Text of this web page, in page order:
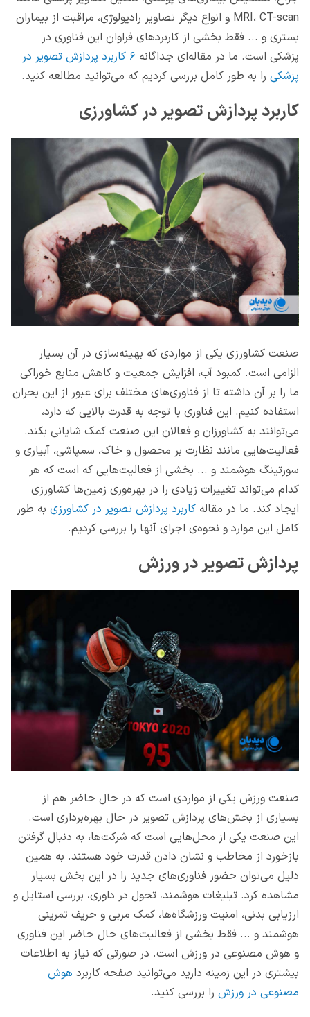
MRI، CT-scan و انواع دیگر تصاویر رادیولوژی، مراقبت از بیماران
بستری و ... فقط بخشی از کاربردهای فراوان این فناوری در
پزشکی است. ما در مقاله‌ای جداگانه
۶ کاربرد پردازش تصویر در
پزشکی را به طور کامل بررسی کردیم که می‌توانید مطالعه کنید.
کاربرد پردازش تصویر در کشاورزی
صنعت کشاورزی یکی از مواردی که بهینه‌سازی در آن بسیار
الزامی است. کمبود آب، افزایش جمعیت و کاهش منابع خوراکی
ما را بر آن داشته تا از فناوری‌های مختلف برای عبور از این بحران
استفاده کنیم. این فناوری با توجه به قدرت بالایی که دارد،
می‌توانند به کشاورزان و فعالان این صنعت کمک شایانی بکند.
فعالیت‌هایی مانند نظارت بر محصول و خاک، سمپاشی، آبیاری و
سورتینگ هوشمند و ... بخشی از فعالیت‌هایی که است که هر
کدام می‌تواند تغییرات زیادی را در بهره‌وری زمین‌ها کشاورزی
ایجاد کند. ما در مقاله کاربرد پردازش تصویر در کشاورزی به طور
کامل این موارد و نحوه‌ی اجرای آنها را بررسی کردیم.
پردازش تصویر در ورزش
صنعت ورزش یکی از مواردی است که در حال حاضر هم از
بسیاری از بخش‌های پردازش تصویر در حال بهره‌برداری است.
این صنعت یکی از محل‌هایی است که شرکت‌ها، به دنبال گرفتن
بازخورد از مخاطب و نشان دادن قدرت خود هستند. به همین
دلیل می‌توان حضور فناوری‌های جدید را در این بخش بسیار
مشاهده کرد. تبلیغات هوشمند، تحول در داوری، بررسی استایل و
ارزیابی بدنی، امنیت ورزشگاه‌ها، کمک مربی و حریف تمرینی
هوشمند و ... فقط بخشی از فعالیت‌های حال حاضر این فناوری
و هوش مصنوعی در ورزش است. در صورتی که نیاز به اطلاعات
بیشتری در این زمینه دارید می‌توانید صفحه کاربرد هوش
مصنوعی در ورزش را بررسی کنید.